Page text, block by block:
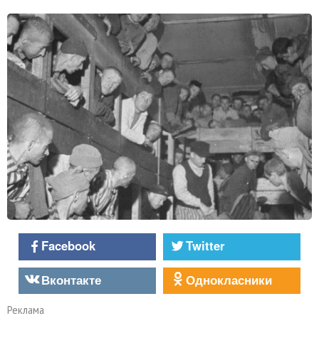
Facebook
Twitter
Вконтакте
Однокласники
Реклама